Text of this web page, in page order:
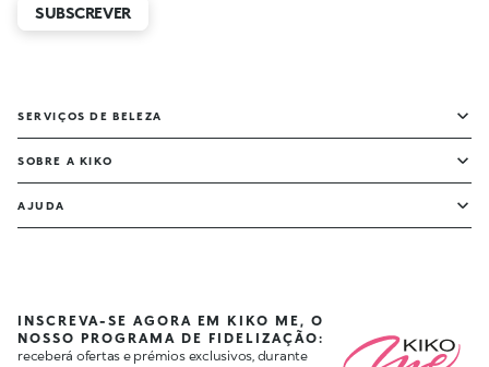
SUBSCREVER
SERVIÇOS DE BELEZA
SOBRE A KIKO
AJUDA
INSCREVA-SE AGORA EM KIKO ME, O
NOSSO PROGRAMA DE FIDELIZAÇÃO:
receberá ofertas e prémios exclusivos, durante